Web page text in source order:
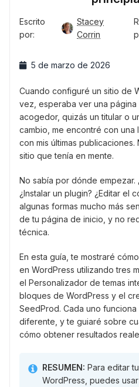
Escrito
por:
Stacey
Corrin
5 de marzo de 2026
Cuando configuré un sitio de
vez, esperaba ver una
acogedor, quizás un titular o
cambio, me encontré con
con mis últimas
sitio que tenía en mente.
No sabía por dónde empezar.
¿Instalar un plugin? ¿Editar el
algunas formas mucho más
de tu página de inicio, y no
técnica.
En esta guía, te mostraré
en WordPress utilizando tres
el Personalizador de temas
bloques de WordPress y el
SeedProd. Cada uno
diferente, y te guiaré sobre
cómo obtener resultados
RESUMEN: Para editar
WordPress, puedes